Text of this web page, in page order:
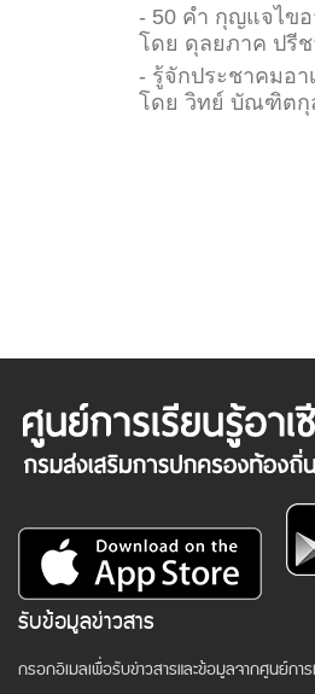
- 50 คำ กุญแจไขอ
โดย ดุลยภาค ปรี
- รู้จักประชาคมอา
โดย วิทย์ บัณฑิตกุ
รับข้อมูลข่าวสาร
กรอกอีเมลเพื่อรับข่าวสารและข้อมูลจากศูนย์กา